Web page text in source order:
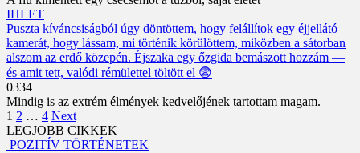
IHLET
Puszta kíváncsiságból úgy döntöttem, hogy felállítok egy éjjellátó
kamerát, hogy lássam, mi történik körülöttem, miközben a sátorban
alszom az erdő közepén. Éjszaka egy őzgida bemászott hozzám —
és amit tett, valódi rémülettel töltött el 😨
0334
Mindig is az extrém élmények kedvelőjének tartottam magam.
Posts
pagination
1 2 … 4 Next
LEGJOBB CIKKEK
POZITÍV TÖRTÉNETEK